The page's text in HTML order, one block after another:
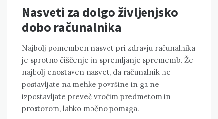
Nasveti za dolgo življenjsko
dobo računalnika
Najbolj pomemben nasvet pri zdravju računalnika
je sprotno čiščenje in spremljanje sprememb. Že
najbolj enostaven nasvet, da računalnik ne
postavljate na mehke površine in ga ne
izpostavljate preveč vročim predmetom in
prostorom, lahko močno pomaga.